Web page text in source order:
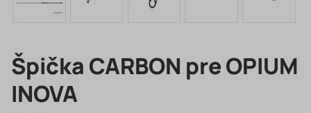
Špička CARBON pre OPIUM
INOVA